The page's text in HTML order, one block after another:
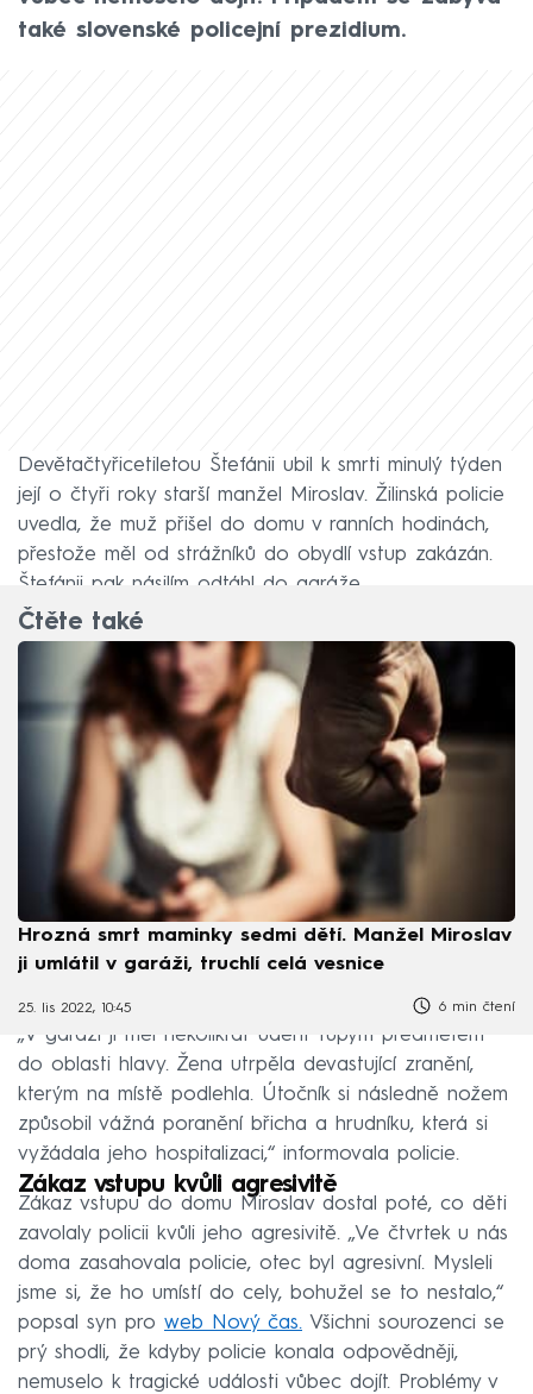
také slovenské policejní prezidium.
Devětačtyřicetiletou Štefánii ubil k smrti minulý týden
její o čtyři roky starší manžel Miroslav. Žilinská policie
uvedla, že muž přišel do domu v ranních hodinách,
přestože měl od strážníků do obydlí vstup zakázán.
Štefánii pak násilím odtáhl do garáže.
Čtěte také
Hrozná smrt maminky sedmi dětí. Manžel Miroslav
ji umlátil v garáži, truchlí celá vesnice
25. lis 2022, 10:45 6 min čtení
„V garáži ji měl několikrát udeřit tupým předmětem
do oblasti hlavy. Žena utrpěla devastující zranění,
kterým na místě podlehla. Útočník si následně nožem
způsobil vážná poranění břicha a hrudníku, která si
vyžádala jeho hospitalizaci,“ informovala policie.
Zákaz vstupu kvůli agresivitě
Zákaz vstupu do domu Miroslav dostal poté, co děti
zavolaly policii kvůli jeho agresivitě. „Ve čtvrtek u nás
doma zasahovala policie, otec byl agresivní. Mysleli
jsme si, že ho umístí do cely, bohužel se to nestalo,“
popsal syn pro web Nový čas. Všichni sourozenci se
prý shodli, že kdyby policie konala odpovědněji,
nemuselo k tragické události vůbec dojít. Problémy v